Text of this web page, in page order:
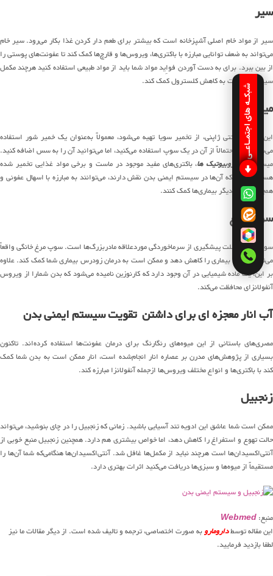
سیر
سیر از مواد خام اصلی آشپزخانه است که بیشتر برای طعم دار کردن غذا بکار می‌رود. سیر خام
می‌تواند به ضعف توانایی مبارزه با باکتری‌ها، ویروس‌ها و قارچ‌ها کمک کند تا عفونت‌های پوستی را
از بین ببرد. برای به دست آوردن فواِید مواد شما باید از مواد طبیعی استفاده کنید هرچند مکمل
سیر ممکن است به کاهش کلسترول کمک کند.
میسو
این چاشنی سنتی ژاپنی، از تخمیر سویا تهیه می‌شود، معمولاً به‌عنوان یک خمیر شور استفاده
می‌شود. شما احتمالاً از آن در یک سوپ استفاده می‌کنید، اما می‌توانید آن را به سس اضافه کنید.
میسو حاوی پروبیوتیک ها، باکتری‌های مفید موجود در ماست و برخی مواد غذایی تخمیر شده
هستند. ازآنجاکه آن‌ها در سیستم ایمنی بدن نقش دارند، می‌توانند به مبارزه با اسهال عفونی و
همچنین انواع دیگر بیماری‌ها کمک کنند.
سوپ مرغ
سوپ مرغ به علت پیشگیری از سرماخوردگی موردعلاقه مادربزرگ‌ها است. سوپ مرغ خانگی واقعاً
می‌تواند علائم بیماری را کاهش دهد و ممکن است به درمان زودرس بیماری شما کمک کند. علاوه
بر این، یک ماده شیمیایی در آن وجود دارد که کارنوزین نامیده می‌شود که بدن شمارا از ویروس
آنفولانزای محافظت می‌کند.
آب انار معجزه ای برای داشتن تقویت سیستم ایمنی بدن
مصری‌های باستانی از این میوه‌های رنگارنگ برای درمان عفونت‌ها استفاده کرده‌اند. تاکنون
بسیاری از پژوهش‌های مدرن بر عصاره انار انجام‌شده است، انار ممکن است به بدن شما کمک
کند با باکتری‌ها و انواع مختلف ویروس‌ها ازجمله آنفولانزا مبارزه کند.
زنجبیل
ممکن است شما عاشق این ادویه تند آسیایی باشید. زمانی که زنجبیل را در چای بنوشید، می‌تواند
حالت تهوع و استفراغ را کاهش دهد، اما خواص بیشتری هم دارد. همچنین زنجبیل منبع خوبی از
آنتی‌اکسیدان‌ها است هرچند نباید از مکمل‌ها غافل شد. آنتی‌اکسیدان‌ها هنگامی‌که شما آن‌ها را
مستقیماً از میوه‌ها و سبزی‌ها دریافت می‌کنید اثرات بهتری دارد.
منبع:Webmed
این مقاله توسطداروماروبه صورت اختصاصی، ترجمه و تالیف شده است. از دیگر مقالات ما نیز
لطفا بازدید فرمایید.
شبکـه های اجتمـاعـی